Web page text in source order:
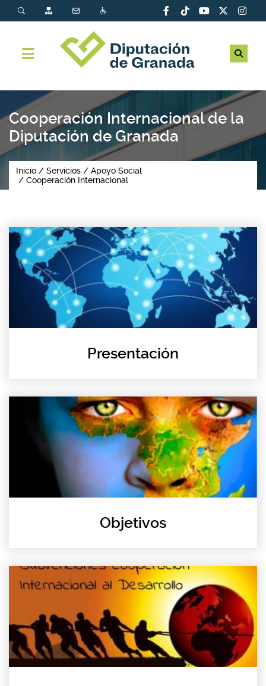
Cooperación Internacional de la
Diputación de Granada
Inicio Servicios
Apoyo Social
Cooperación Internacional
Presentación
Objetivos